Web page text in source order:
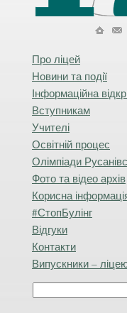
Про ліцей
Новини та події
Інформаційна
Вступникам
Учителі
Освітній процес
Олімпіади
Фото та відео архів
Корисна
#СтопБулінг
Відгуки
Контакти
Випускники –